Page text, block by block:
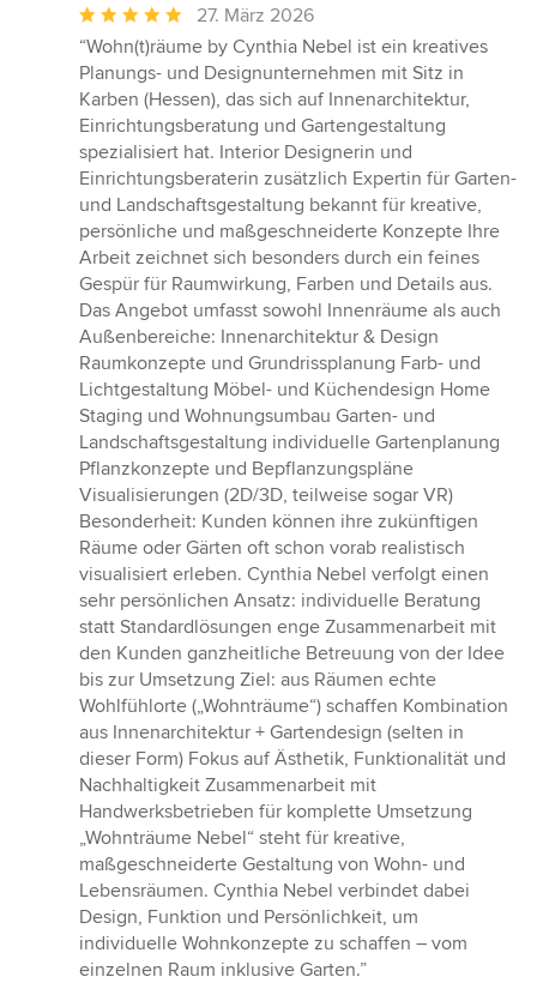
Durchschnittliche
Bewertung:
5
von
5
Sternen
27. März 2026
“Wohn(t)räume by Cynthia Nebel ist ein kreatives
Planungs- und Designunternehmen mit Sitz in
Karben (Hessen), das sich auf Innenarchitektur,
Einrichtungsberatung und Gartengestaltung
spezialisiert hat. Interior Designerin und
Einrichtungsberaterin zusätzlich Expertin für Garten-
und Landschaftsgestaltung bekannt für kreative,
persönliche und maßgeschneiderte Konzepte Ihre
Arbeit zeichnet sich besonders durch ein feines
Gespür für Raumwirkung, Farben und Details aus.
Das Angebot umfasst sowohl Innenräume als auch
Außenbereiche: Innenarchitektur & Design
Raumkonzepte und Grundrissplanung Farb- und
Lichtgestaltung Möbel- und Küchendesign Home
Staging und Wohnungsumbau Garten- und
Landschaftsgestaltung individuelle Gartenplanung
Pflanzkonzepte und Bepflanzungspläne
Visualisierungen (2D/3D, teilweise sogar VR)
Besonderheit: Kunden können ihre zukünftigen
Räume oder Gärten oft schon vorab realistisch
visualisiert erleben. Cynthia Nebel verfolgt einen
sehr persönlichen Ansatz: individuelle Beratung
statt Standardlösungen enge Zusammenarbeit mit
den Kunden ganzheitliche Betreuung von der Idee
bis zur Umsetzung Ziel: aus Räumen echte
Wohlfühlorte („Wohnträume“) schaffen Kombination
aus Innenarchitektur + Gartendesign (selten in
dieser Form) Fokus auf Ästhetik, Funktionalität und
Nachhaltigkeit Zusammenarbeit mit
Handwerksbetrieben für komplette Umsetzung
„Wohnträume Nebel“ steht für kreative,
maßgeschneiderte Gestaltung von Wohn- und
Lebensräumen. Cynthia Nebel verbindet dabei
Design, Funktion und Persönlichkeit, um
individuelle Wohnkonzepte zu schaffen – vom
einzelnen Raum inklusive Garten.”